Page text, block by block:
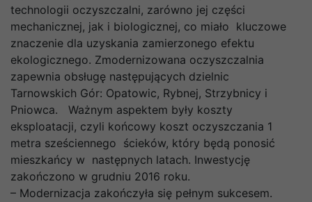
technologii oczyszczalni, zarówno jej części
mechanicznej, jak i biologicznej, co miało kluczowe
znaczenie dla uzyskania zamierzonego efektu
ekologicznego. Zmodernizowana oczyszczalnia
zapewnia obsługę następujących dzielnic
Tarnowskich Gór: Opatowic, Rybnej, Strzybnicy i
Pniowca. Ważnym aspektem były koszty
eksploatacji, czyli końcowy koszt oczyszczania 1
metra sześciennego ścieków, który będą ponosić
mieszkańcy w następnych latach. Inwestycję
zakończono w grudniu 2016 roku.
– Modernizacja zakończyła się pełnym sukcesem.